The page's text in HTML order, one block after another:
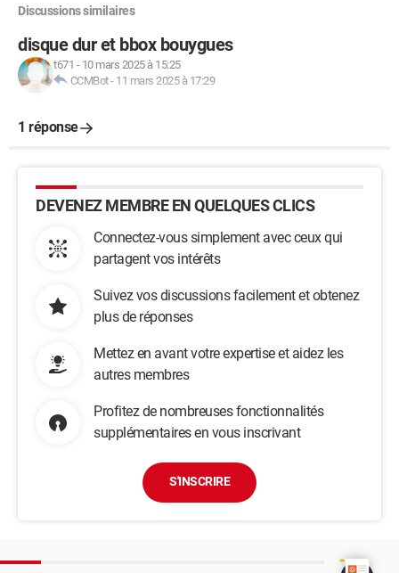
Discussions similaires
disque dur et bbox bouygues
t671 - 10 mars 2025 à 15:25
CCMBot- 11 mars 2025 à 17:29
1 réponse
DEVENEZ MEMBRE EN QUELQUES CLICS
Connectez-vous simplement avec ceux qui
partagent vos intérêts
Suivez vos discussions facilement et obtenez
plus de réponses
Mettez en avant votre expertise et aidez les
autres membres
Profitez de nombreuses fonctionnalités
supplémentaires en vous inscrivant
S'INSCRIRE